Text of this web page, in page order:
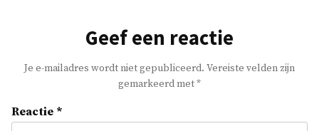
Geef een reactie
Je e-mailadres wordt niet gepubliceerd. Vereiste velden zijn
gemarkeerd met*
Reactie *